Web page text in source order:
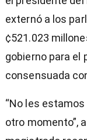
externó a los
¢521.023
gobierno para el
consensuada
“No les
otro momento”,